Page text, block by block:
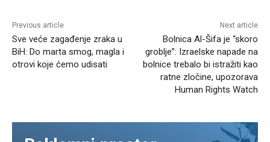
Previous article
Sve veće zagađenje zraka u
BiH: Do marta smog, magla i
otrovi koje ćemo udisati
Next article
Bolnica Al-Šifa je “skoro
groblje”: Izraelske napade na
bolnice trebalo bi istražiti kao
ratne zločine, upozorava
Human Rights Watch